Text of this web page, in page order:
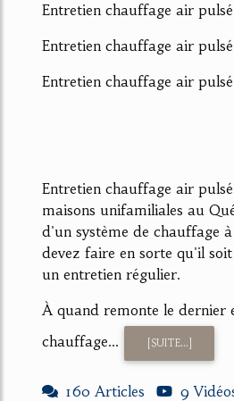
Entretien chauffage air pulsé
Entretien chauffage air pulsé
Entretien chauffage air
Entretien chauffage air
maisons unifamiliales au
d'un système de chauffage
devez faire en sorte qu'il
un entretien régulier.
À quand remonte le dernier
chauffage...
[SUITE...]
160 Articles 9